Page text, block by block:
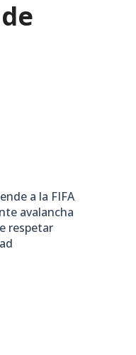
a la FIFA
avalancha
respetar